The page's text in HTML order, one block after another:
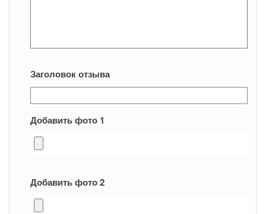
Заголовок отзыва
Добавить фото 1
Добавить фото 2